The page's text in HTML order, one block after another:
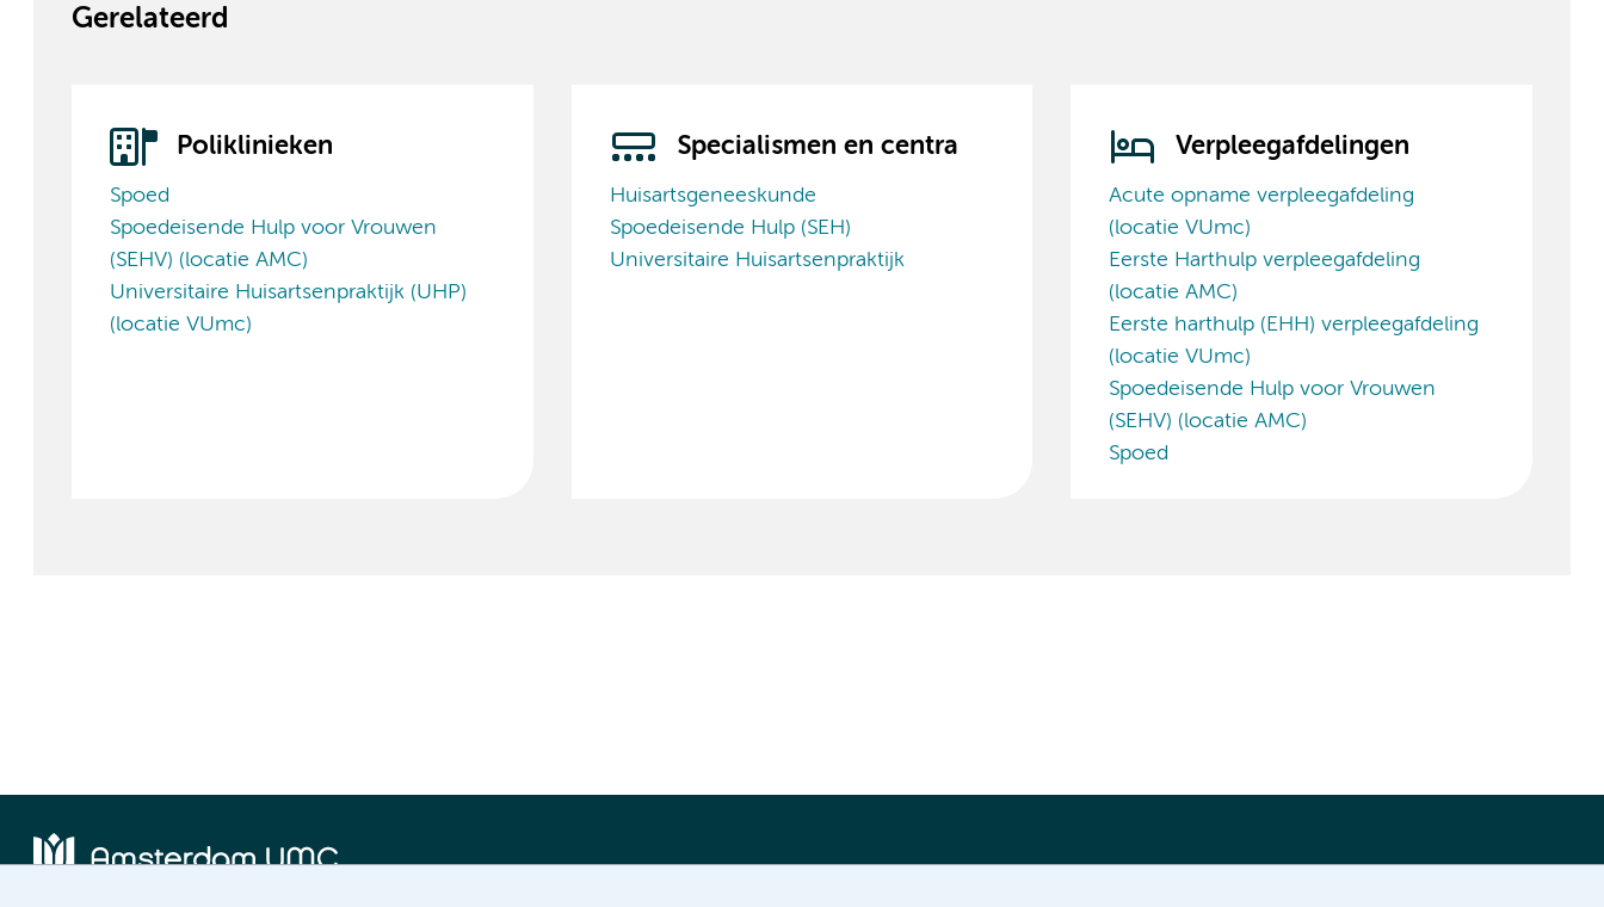
Gerelateerd
Poliklinieken
Spoed
Spoedeisende Hulp voor Vrouwen
(SEHV) (locatie AMC)
Universitaire Huisartsenpraktijk (UHP)
(locatie VUmc)
Specialismen en centra
Huisartsgeneeskunde
Spoedeisende Hulp (SEH)
Universitaire Huisartsenpraktijk
Verpleegafdelingen
Acute opname verpleegafdeling
(locatie VUmc)
Eerste Harthulp verpleegafdeling
(locatie AMC)
Eerste harthulp (EHH) verpleegafdeling
(locatie VUmc)
Spoedeisende Hulp voor Vrouwen
(SEHV) (locatie AMC)
Spoed